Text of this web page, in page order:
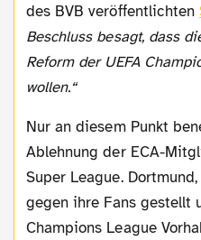
des BVB veröffentlichten
Beschluss besagt, dass
Reform der UEFA
wollen.“
Nur an diesem Punkt benennt das Statement die
Ablehnung der ECA-
Super League.
gegen ihre Fans gestellt
Champions League